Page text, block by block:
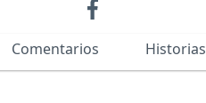
Comentarios Historias